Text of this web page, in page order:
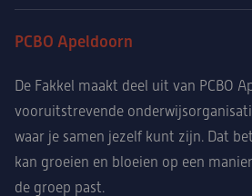
PCBO Apeldoorn
De Fakkel maakt deel uit van PCBO
vooruitstrevende
waar je samen jezelf kunt zijn. Dat
kan groeien en bloeien op een
de groep past.